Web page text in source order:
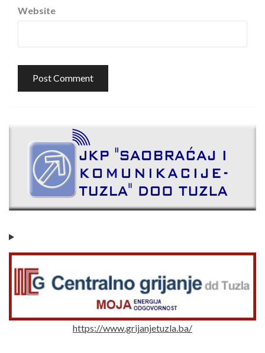
Website
https://www.grijanjetuzla.ba/